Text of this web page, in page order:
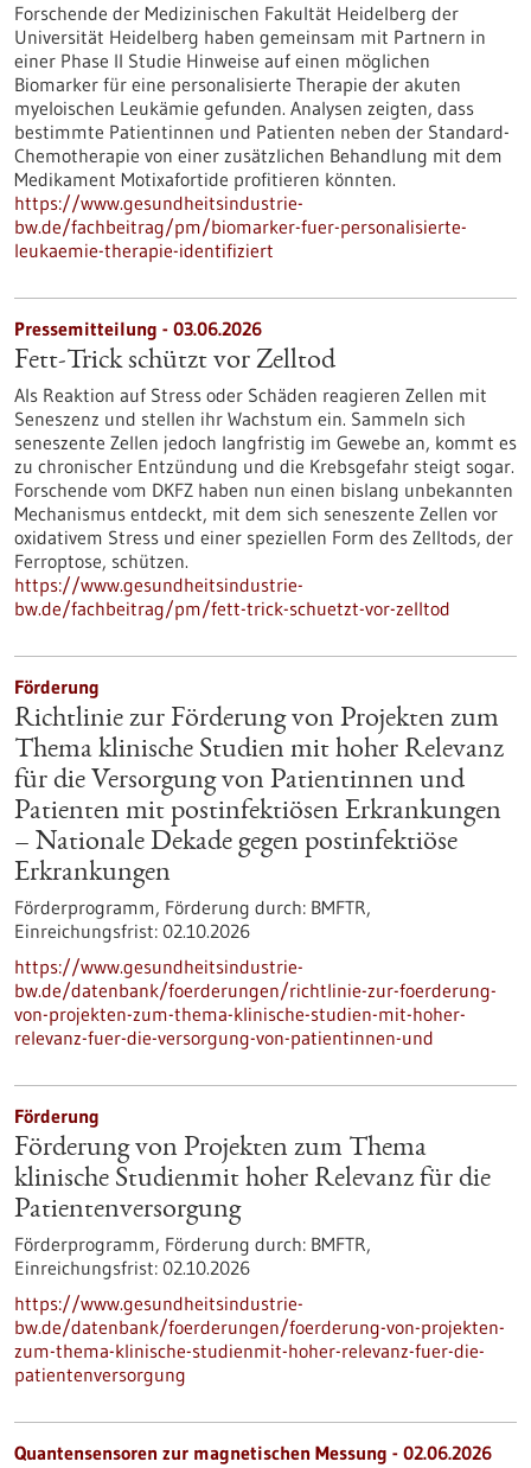
Forschende der Medizinischen Fakultät Heidelberg der
Universität Heidelberg haben gemeinsam mit Partnern in
einer Phase II Studie Hinweise auf einen möglichen
Biomarker für eine personalisierte Therapie der akuten
myeloischen Leukämie gefunden. Analysen zeigten, dass
bestimmte Patientinnen und Patienten neben der Standard-
Chemotherapie von einer zusätzlichen Behandlung mit dem
Medikament Motixafortide profitieren könnten.
https://www.gesundheitsindustrie-
bw.de/fachbeitrag/pm/biomarker-fuer-personalisierte-
leukaemie-therapie-identifiziert
Pressemitteilung - 03.06.2026
Fett-Trick schützt vor Zelltod
Als Reaktion auf Stress oder Schäden reagieren Zellen mit
Seneszenz und stellen ihr Wachstum ein. Sammeln sich
seneszente Zellen jedoch langfristig im Gewebe an, kommt es
zu chronischer Entzündung und die Krebsgefahr steigt sogar.
Forschende vom DKFZ haben nun einen bislang unbekannten
Mechanismus entdeckt, mit dem sich seneszente Zellen vor
oxidativem Stress und einer speziellen Form des Zelltods, der
Ferroptose, schützen.
https://www.gesundheitsindustrie-
bw.de/fachbeitrag/pm/fett-trick-schuetzt-vor-zelltod
Förderung
Richtlinie zur Förderung von Projekten zum
Thema klinische Studien mit hoher Relevanz
für die Versorgung von Patientinnen und
Patienten mit postinfektiösen Erkrankungen
– Nationale Dekade gegen postinfektiöse
Erkrankungen
Förderprogramm, Förderung durch: BMFTR,
Einreichungsfrist: 02.10.2026
https://www.gesundheitsindustrie-
bw.de/datenbank/foerderungen/richtlinie-zur-foerderung-
von-projekten-zum-thema-klinische-studien-mit-hoher-
relevanz-fuer-die-versorgung-von-patientinnen-und
Förderung
Förderung von Projekten zum Thema
klinische Studienmit hoher Relevanz für die
Patientenversorgung
Förderprogramm, Förderung durch: BMFTR,
Einreichungsfrist: 02.10.2026
https://www.gesundheitsindustrie-
bw.de/datenbank/foerderungen/foerderung-von-projekten-
zum-thema-klinische-studienmit-hoher-relevanz-fuer-die-
patientenversorgung
Quantensensoren zur magnetischen Messung - 02.06.2026